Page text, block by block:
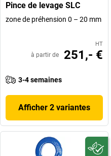
Pince de levage SLC
zone de préhension 0 – 20 mm
HT
à partir de 251,- €
3-4 semaines
Afficher 2 variantes